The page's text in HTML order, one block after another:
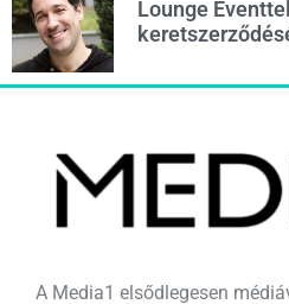
Lounge
A Media1 elsődlegesen